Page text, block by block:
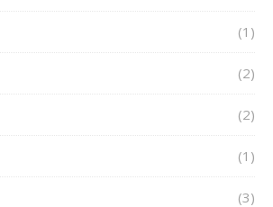
(1)
(2)
(2)
(1)
(3)